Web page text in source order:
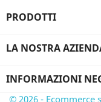
PRODOTTI
LA NOSTRA
INFORMAZIONI
© 2026 - Ecommerce